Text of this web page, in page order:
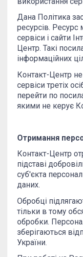
Дана Політика
ресурсів. Ресурс
сервіси і сайти
Центр. Такі
інформаційних
Контакт-Центр не
сервіси третіх
перейти по
якими не керує
Отримання
Контакт-Центр
підставі
суб'єкта
даних.
Обробці
тільки в тому
обробки.
зберігаються
України.